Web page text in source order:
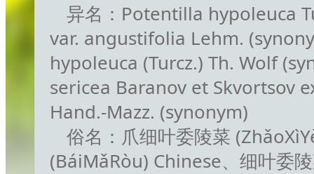
异名：Potentilla hypoleuca
var. angustifolia Lehm.
hypoleuca (Turcz.) Th. Wolf
sericea Baranov et Skvortsov
Hand.-Mazz. (synonym)
俗名：爪细叶委陵菜
(BáiMǎRòu) Chinese、细叶委